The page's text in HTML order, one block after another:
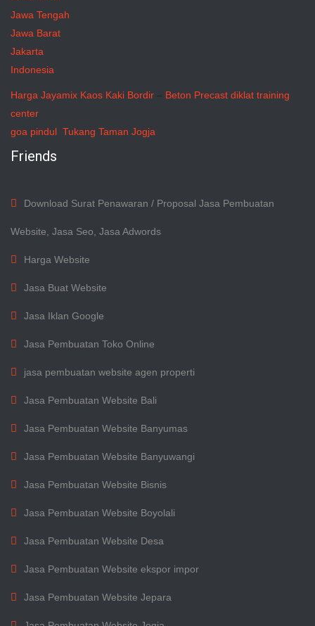
Jawa Tengah
Jawa Barat
Jakarta
Indonesia
Harga Jayamix Kaos Kaki Bordir – Beton Precast diklat training
center
goa pindul Tukang Taman Jogja
Friends
Download Surat Penawaran / Proposal Jasa Pembuatan
Website, Jasa Seo, Jasa Adwords
Harga Website
Jasa Buat Website
Jasa Iklan Google
Jasa Pembuatan Toko Online
jasa pembuatan website agen properti
Jasa Pembuatan Website Bali
Jasa Pembuatan Website Banyumas
Jasa Pembuatan Website Banyuwangi
Jasa Pembuatan Website Bisnis
Jasa Pembuatan Website Boyolali
Jasa Pembuatan Website Desa
Jasa Pembuatan Website ekspor impor
Jasa Pembuatan Website Jepara